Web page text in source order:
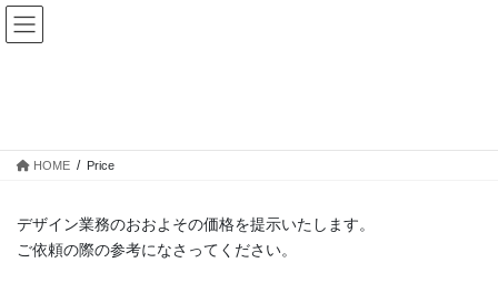
コ
ン
ス
ナ
ビ
ン
HOME Price
デザイン業務のおおよその価格を提示いたします。
ご依頼の際の参考になさってください。